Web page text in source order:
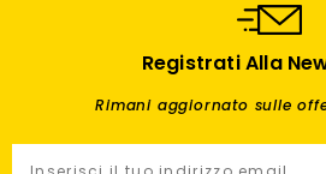
Registrati Alla
Rimani aggiornato sulle